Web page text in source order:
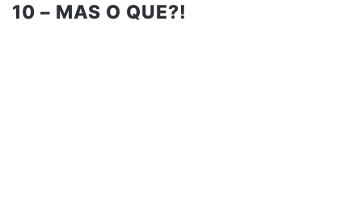
10 – MAS O QUE?!